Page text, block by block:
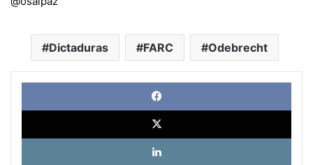
Dictaduras FARC Odebrecht
X